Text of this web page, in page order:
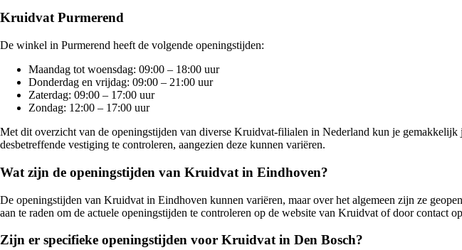
Kruidvat Purmerend
De winkel in Purmerend heeft de volgende openingstijden:
Maandag tot woensdag: 09:00 – 18:00 uur
Donderdag en vrijdag: 09:00 – 21:00 uur
Zaterdag: 09:00 – 17:00 uur
Zondag: 12:00 – 17:00 uur
Met dit overzicht van de openingstijden van diverse Kruidvat-filialen in Nederland kun je
desbetreffende vestiging te controleren, aangezien deze kunnen variëren.
Wat zijn de openingstijden van Kruidvat in Eindhoven?
De openingstijden van Kruidvat in Eindhoven kunnen variëren, maar over het algemeen zijn ze
aan te raden om de actuele openingstijden te controleren op de website van Kruidvat of door contact
Zijn er specifieke openingstijden voor Kruidvat in Den Bosch?